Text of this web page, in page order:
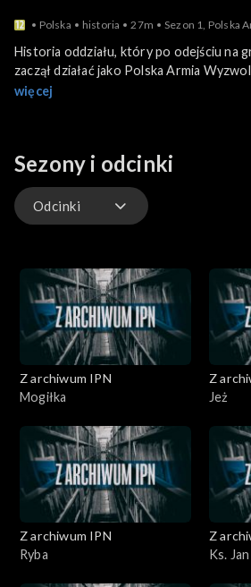
Polska historia 27m Sezon 1, Polska
Historia oddziału, który po odejściu na
zaczął działać jako Polska Armia
sieć konspiracyjną gimnazjaliści z
tysiące ludzi aresztowano i deportowano
1940 roku NKWD zorganizowało atak
Czerwonym Bagnie.
więcej
Sezony i odcinki
Odcinki
Z archiwum IPN
Mogiłka
Z
Jeż
Z archiwum IPN
Ryba
Z
Ks.